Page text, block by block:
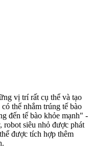
vị trí rất cụ thể và tạo
thể nhắm trúng tế bào
đến tế bào khỏe mạnh" -
robot siêu nhỏ được phát
được tích hợp thêm